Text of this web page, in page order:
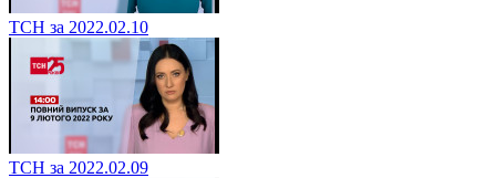
ТСН за 2022.02.10
ТСН за 2022.02.09